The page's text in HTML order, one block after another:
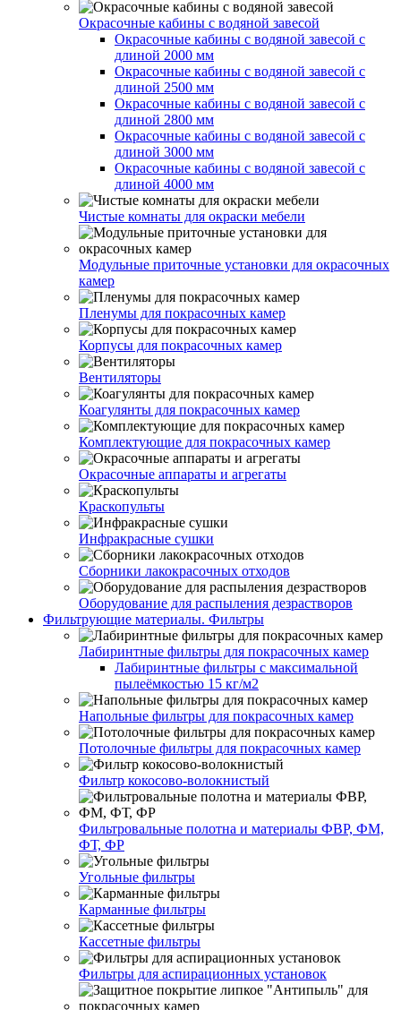
Окрасочные кабины с водяной завесой
Окрасочные кабины с водяной завесой с
длиной 2000 мм
Окрасочные кабины с водяной завесой с
длиной 2500 мм
Окрасочные кабины с водяной завесой с
длиной 2800 мм
Окрасочные кабины с водяной завесой с
длиной 3000 мм
Окрасочные кабины с водяной завесой с
длиной 4000 мм
Чистые комнаты для окраски мебели
Модульные приточные установки для окрасочных
камер
Пленумы для покрасочных камер
Корпусы для покрасочных камер
Вентиляторы
Коагулянты для покрасочных камер
Комплектующие для покрасочных камер
Окрасочные аппараты и агрегаты
Краскопульты
Инфракрасные сушки
Сборники лакокрасочных отходов
Оборудование для распыления дезрастворов
Фильтрующие материалы. Фильтры
Лабиринтные фильтры для покрасочных камер
Лабиринтные фильтры с максимальной
пылеёмкостью 15 кг/м2
Напольные фильтры для покрасочных камер
Потолочные фильтры для покрасочных камер
Фильтр кокосово-волокнистый
Фильтровальные полотна и материалы ФВР, ФМ,
ФТ, ФР
Угольные фильтры
Карманные фильтры
Кассетные фильтры
Фильтры для аспирационных установок